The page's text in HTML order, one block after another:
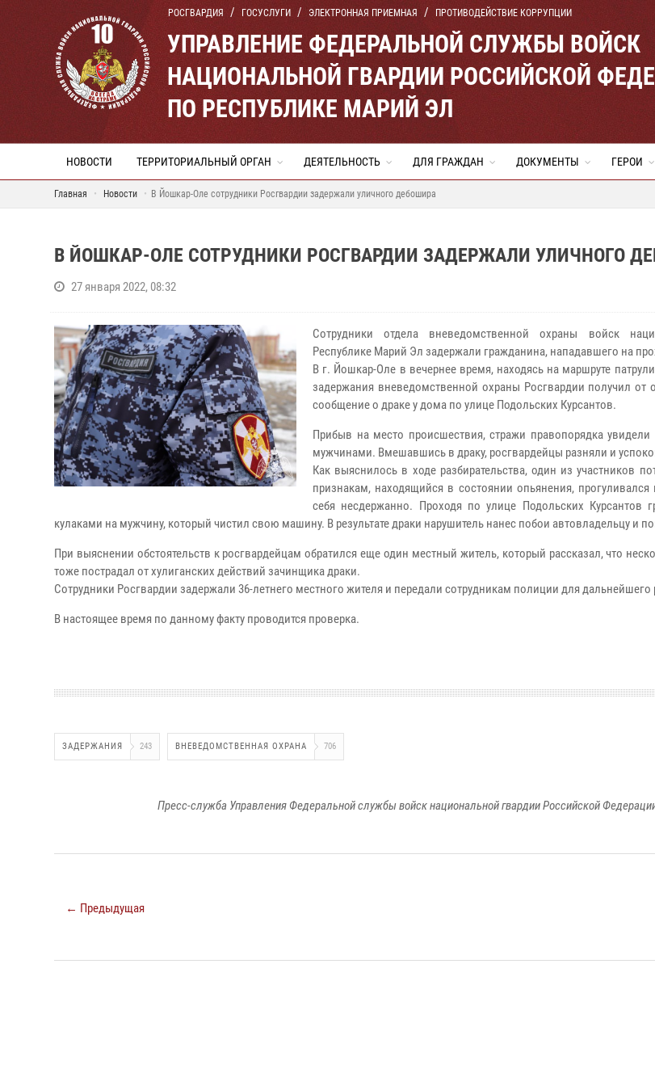
РОСГВАРДИЯ ГОСУСЛУГИ ЭЛЕКТРОННАЯ ПРИЕМНАЯ ПРОТИВОДЕЙСТВИЕ КОРРУПЦИИ
УПРАВЛЕНИЕ ФЕДЕРАЛЬНОЙ СЛУЖБЫ ВОЙСК
НАЦИОНАЛЬНОЙ ГВАРДИИ РОССИЙСКОЙ
ПО РЕСПУБЛИКЕ МАРИЙ ЭЛ
НОВОСТИ ТЕРРИТОРИАЛЬНЫЙ ОРГАН ДЕЯТЕЛЬНОСТЬ ДЛЯ ГРАЖДАН ДОКУМЕНТЫ ГЕРОИ
Главная Новости В Йошкар-Оле сотрудники Росгвардии задержали уличного дебошира
В ЙОШКАР-ОЛЕ СОТРУДНИКИ РОСГВАРДИИ ЗАДЕРЖАЛИ УЛИЧНОГО
27 января 2022, 08:32
Сотрудники отдела вневедомственной охраны войск
Республике Марий Эл задержали гражданина, нападавшего на
В г. Йошкар-Оле в вечернее время, находясь на маршруте
задержания вневедомственной охраны Росгвардии получил от
сообщение о драке у дома по улице Подольских Курсантов.
Прибыв на место происшествия, стражи правопорядка
мужчинами. Вмешавшись в драку, росгвардейцы разняли и
Как выяснилось в ходе разбирательства, один из участников
признакам, находящийся в состоянии опьянения,
себя несдержанно. Проходя по улице Подольских Курсантов
кулаками на мужчину, который чистил свою машину. В результате драки нарушитель нанес побои автовладельцу и
При выяснении обстоятельств к росгвардейцам обратился еще один местный житель, который рассказал, что
тоже пострадал от хулиганских действий зачинщика драки.
Сотрудники Росгвардии задержали 36-летнего местного жителя и передали сотрудникам полиции для дальнейшего
В настоящее время по данному факту проводится проверка.
ЗАДЕРЖАНИЯ 243 ВНЕВЕДОМСТВЕННАЯ ОХРАНА 706
Пресс-служба Управления Федеральной службы войск национальной гвардии Российской
← Предыдущая